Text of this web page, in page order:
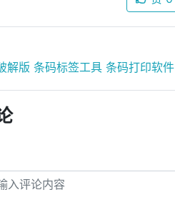
解版 条码标签工具 条码打印软件